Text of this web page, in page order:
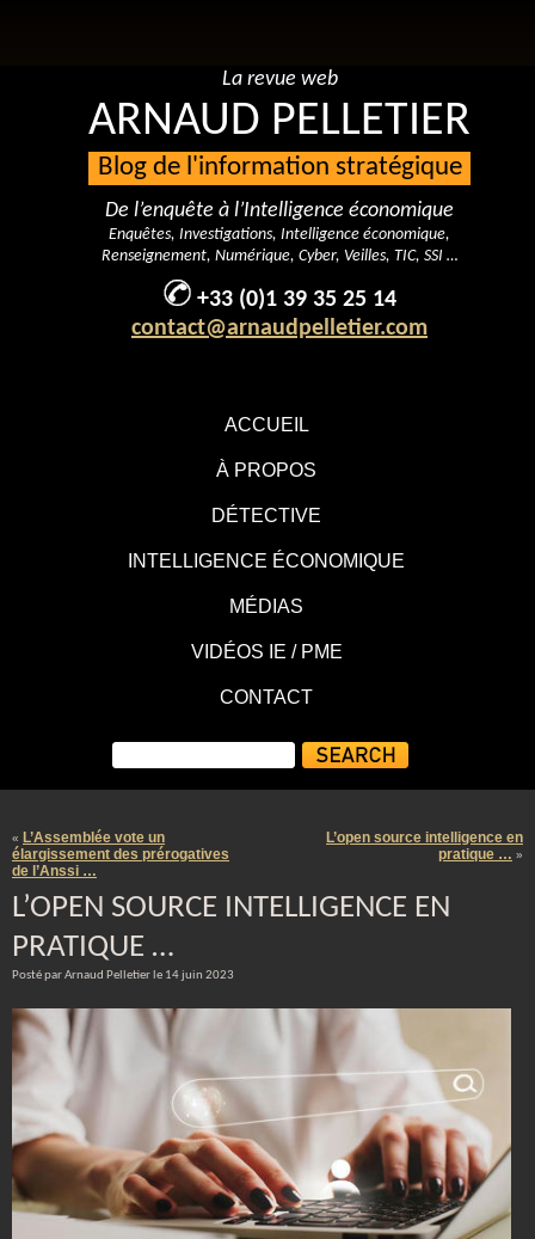
ACCUEIL
À PROPOS
DÉTECTIVE
INTELLIGENCE ÉCONOMIQUE
MÉDIAS
VIDÉOS IE / PME
CONTACT
La revue web
ARNAUD PELLETIER
Blog de l'information stratégique
De l’enquête à l’Intelligence économique
Enquêtes, Investigations, Intelligence économique,
Renseignement, Numérique, Cyber, Veilles, TIC, SSI …
+33 (0)1 39 35 25 14
contact@arnaudpelletier.com
« L’Assemblée vote un
élargissement des prérogatives
de l’Anssi …
L’open source intelligence en
pratique … »
L’OPEN SOURCE INTELLIGENCE EN
PRATIQUE …
Posté par Arnaud Pelletier le 14 juin 2023